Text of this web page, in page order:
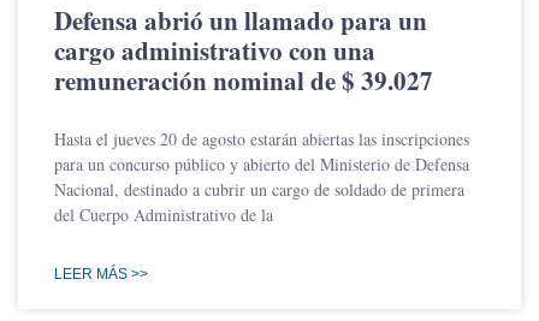
Defensa abrió un llamado para un
cargo administrativo con una
remuneración nominal de $ 39.027
Hasta el jueves 20 de agosto estarán abiertas las inscripciones
para un concurso público y abierto del Ministerio de Defensa
Nacional, destinado a cubrir un cargo de soldado de primera
del Cuerpo Administrativo de la
LEER MÁS >>